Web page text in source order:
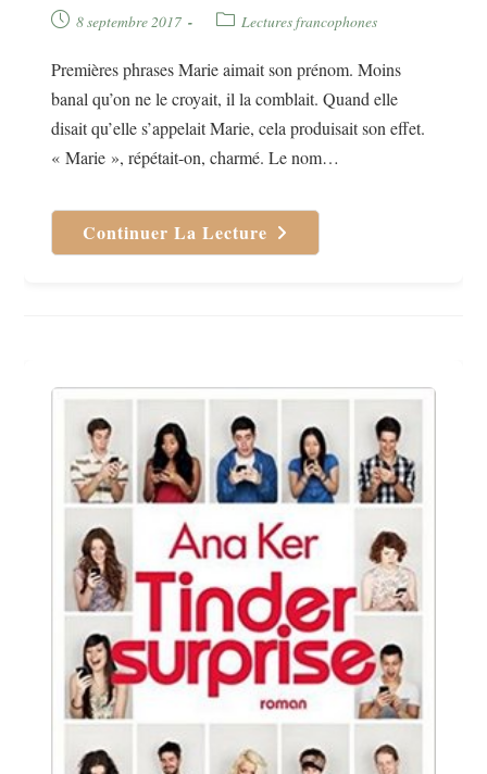
Publication
8 septembre 2017
Post Lectures francophones
Premières phrases Marie aimait son prénom. Moins
banal qu’on ne le croyait, il la comblait. Quand elle
disait qu’elle s’appelait Marie, cela produisait son effet.
« Marie », répétait-on, charmé. Le nom…
Continuer La Lecture Frappe-
Toi
Le